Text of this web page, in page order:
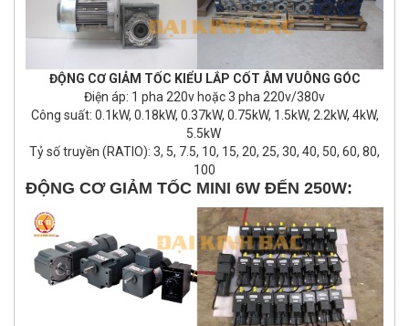
ĐỘNG CƠ GIẢM TỐC KIỂU LẮP CỐT ÂM VUÔNG GÓC
Điện áp: 1 pha 220v hoặc 3 pha 220v/380v
Công suất: 0.1kW, 0.18kW, 0.37kW, 0.75kW, 1.5kW, 2.2kW, 4kW,
5.5kW
Tỷ số truyền (RATIO): 3, 5, 7.5, 10, 15, 20, 25, 30, 40, 50, 60, 80,
100
ĐỘNG CƠ GIẢM TỐC MINI 6W ĐẾN 250W: